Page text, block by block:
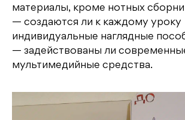
материалы, кроме нотных
— создаются ли к каждому уроку
индивидуальные наглядные
— задействованы ли
мультимедийные средства.